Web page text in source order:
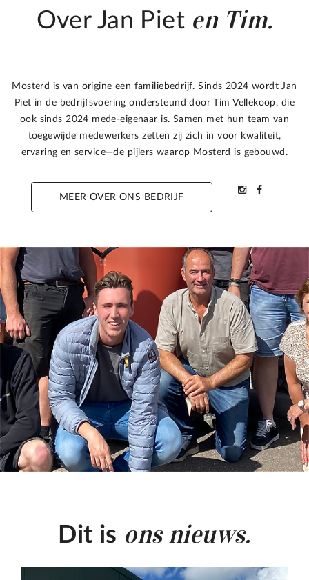
Over Jan Piet en Tim.
Mosterd is van origine een familiebedrijf. Sinds 2024 wordt Jan
Piet in de bedrijfsvoering ondersteund door Tim Vellekoop, die
ook sinds 2024 mede-eigenaar is. Samen met hun team van
toegewijde medewerkers zetten zij zich in voor kwaliteit,
ervaring en service—de pijlers waarop Mosterd is gebouwd.
MEER OVER ONS BEDRIJF
Dit is ons nieuws.